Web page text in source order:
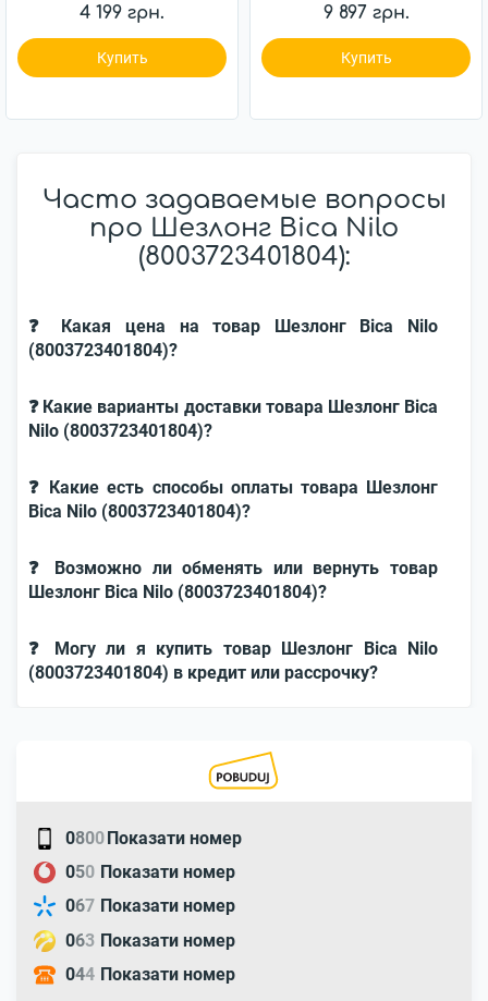
4 199 грн.
Купить
9 897 грн.
Купить
Часто задаваемые вопросы
про Шезлонг Bica Nilo
(8003723401804):
❓ Какая цена на товар Шезлонг Bica Nilo
(8003723401804)?
❓ Какие варианты доставки товара Шезлонг Bica
Nilo (8003723401804)?
❓ Какие есть способы оплаты товара Шезлонг
Bica Nilo (8003723401804)?
❓ Возможно ли обменять или вернуть товар
Шезлонг Bica Nilo (8003723401804)?
❓ Могу ли я купить товар Шезлонг Bica Nilo
(8003723401804) в кредит или рассрочку?
0800Показати номер
050 Показати номер
067 Показати номер
063 Показати номер
044 Показати номер